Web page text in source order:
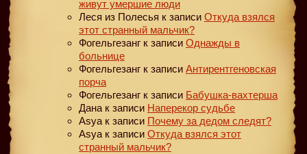
живут умершие люди
Леся из Полесья к записи Откуда взялся
этот странный мальчик?
Фогельгезанг к записи Однажды в
больнице
Фогельгезанг к записи Антирентгеновская
порча
Фогельгезанг к записи Бабушка-вахтерша
Данак записи Наперекор судьбе
Asyaк записи Почему за дедом следят?
Asyaк записи Откуда взялся этот
странный мальчик?